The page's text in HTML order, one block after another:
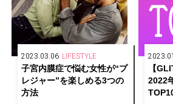
2023.03.06 LIFESTYLE
子宮内膜症で悩む女性が“プ
レジャー”を楽しめる3つの
方法
【
2022